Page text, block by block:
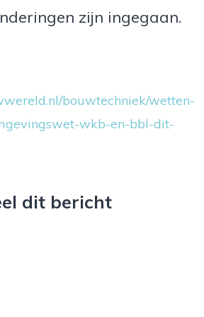
zijn ingegaan.
bouwtechniek/wetten-
wkb-en-bbl-dit-
dit bericht